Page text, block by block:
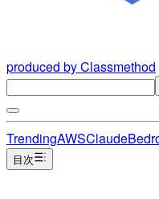
produced by Classmethod
TrendingAWSClaude
目次